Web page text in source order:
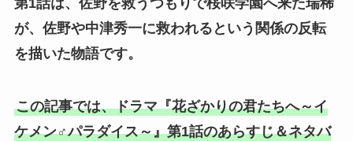
が、佐野や中津秀一に救われるという関係の反転
を描いた物語です。
この記事では、ドラマ『花ざかりの君たちへ～イ
ケメン♂パラダイス～』第1話のあらすじ＆ネタバ